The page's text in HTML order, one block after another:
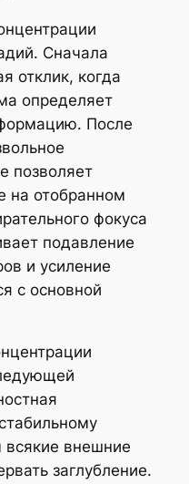
Сначала
отклик, когда
определяет
После
позволяет
на отобранном
фокуса
подавление
и усиление
с основной
всякие внешние
заглубление.